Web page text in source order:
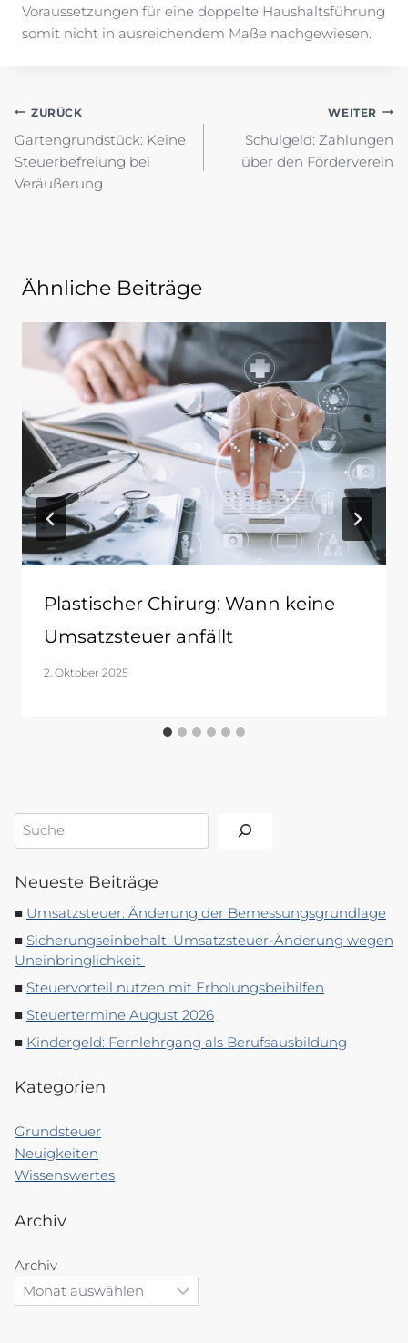
Voraussetzungen für eine doppelte Haushaltsführung
somit nicht in ausreichendem Maße nachgewiesen.
Beitragsnavigation
ZURÜCK
Gartengrundstück: Keine
Steuerbefreiung bei
Veräußerung
WEITER
Schulgeld: Zahlungen
über den Förderverein
Ähnliche Beiträge
Plastischer Chirurg: Wann keine
Umsatzsteuer anfällt
2. Oktober 2025
Suchen
Neueste Beiträge
Umsatzsteuer: Änderung der Bemessungsgrundlage
Sicherungseinbehalt: Umsatzsteuer-Änderung wegen
Uneinbringlichkeit
Steuervorteil nutzen mit Erholungsbeihilfen
Steuertermine August 2026
Kindergeld: Fernlehrgang als Berufsausbildung
Kategorien
Grundsteuer
Neuigkeiten
Wissenswertes
Archiv
Archiv